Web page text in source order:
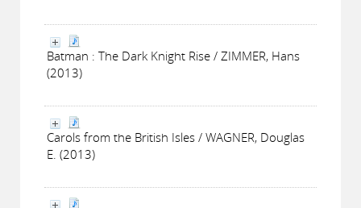
Batman : The Dark Knight Rise / ZIMMER, Hans
(2013)
Carols from the British Isles / WAGNER, Douglas
E. (2013)